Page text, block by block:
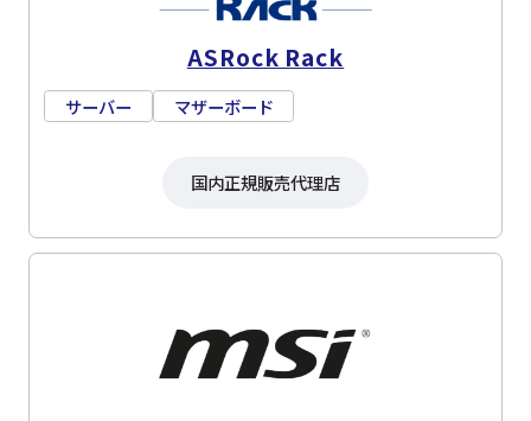
ASRock Rack
サーバー マザーボード
国内正規販売代理店